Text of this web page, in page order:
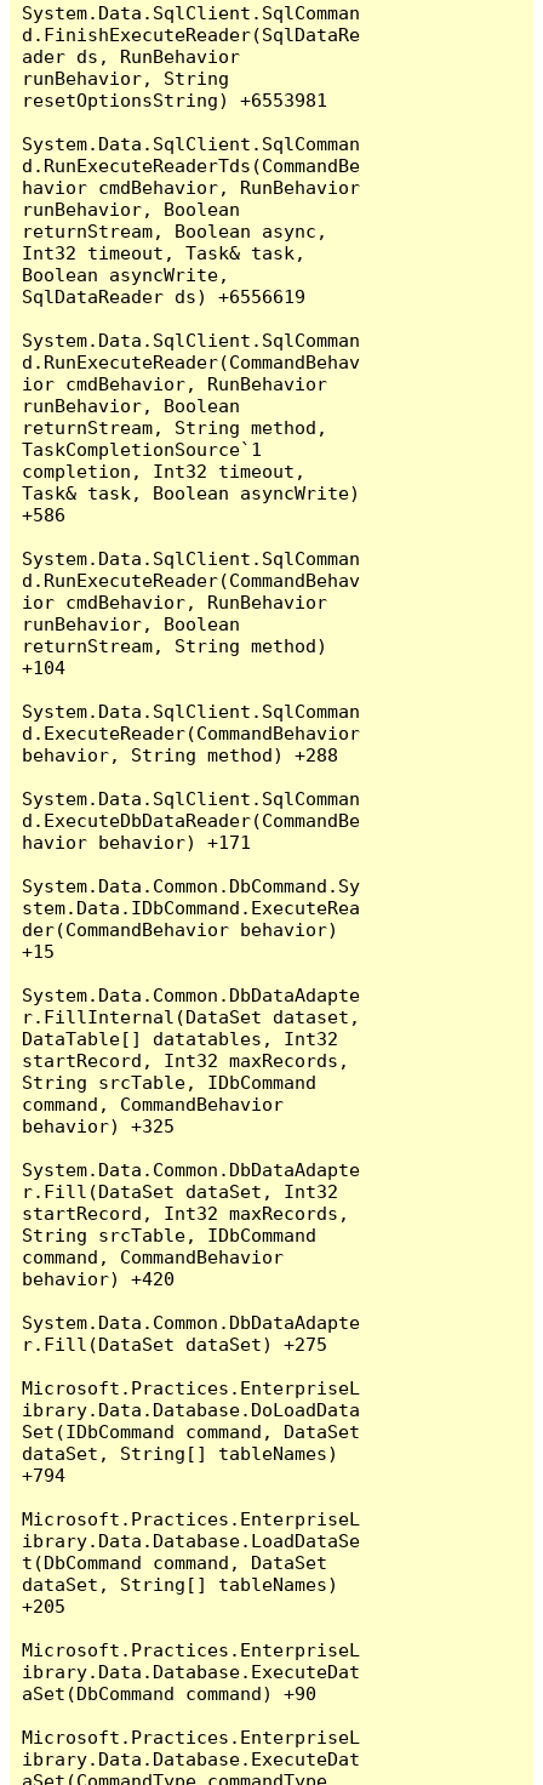
System.Data.SqlClient.SqlComman
d.FinishExecuteReader(SqlDataRe
ader ds, RunBehavior
runBehavior, String
resetOptionsString) +6553981
System.Data.SqlClient.SqlComman
d.RunExecuteReaderTds(CommandBe
havior cmdBehavior, RunBehavior
runBehavior, Boolean
returnStream, Boolean async,
Int32 timeout, Task& task,
Boolean asyncWrite,
SqlDataReader ds) +6556619
System.Data.SqlClient.SqlComman
d.RunExecuteReader(CommandBehav
ior cmdBehavior, RunBehavior
runBehavior, Boolean
returnStream, String method,
TaskCompletionSource`1
completion, Int32 timeout,
Task& task, Boolean asyncWrite)
+586
System.Data.SqlClient.SqlComman
d.RunExecuteReader(CommandBehav
ior cmdBehavior, RunBehavior
runBehavior, Boolean
returnStream, String method)
+104
System.Data.SqlClient.SqlComman
d.ExecuteReader(CommandBehavior
behavior, String method) +288
System.Data.SqlClient.SqlComman
d.ExecuteDbDataReader(CommandBe
havior behavior) +171
System.Data.Common.DbCommand.Sy
stem.Data.IDbCommand.ExecuteRea
der(CommandBehavior behavior)
+15
System.Data.Common.DbDataAdapte
r.FillInternal(DataSet dataset,
DataTable[] datatables, Int32
startRecord, Int32 maxRecords,
String srcTable, IDbCommand
command, CommandBehavior
behavior) +325
System.Data.Common.DbDataAdapte
r.Fill(DataSet dataSet, Int32
startRecord, Int32 maxRecords,
String srcTable, IDbCommand
command, CommandBehavior
behavior) +420
System.Data.Common.DbDataAdapte
r.Fill(DataSet dataSet) +275
Microsoft.Practices.EnterpriseL
ibrary.Data.Database.DoLoadData
Set(IDbCommand command, DataSet
dataSet, String[] tableNames)
+794
Microsoft.Practices.EnterpriseL
ibrary.Data.Database.LoadDataSe
t(DbCommand command, DataSet
dataSet, String[] tableNames)
+205
Microsoft.Practices.EnterpriseL
ibrary.Data.Database.ExecuteDat
aSet(DbCommand command) +90
Microsoft.Practices.EnterpriseL
ibrary.Data.Database.ExecuteDat
aSet(CommandType commandType,